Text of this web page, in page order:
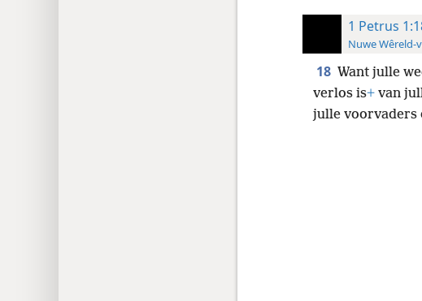
1 Petrus
Nuwe Wêreld-
18 Want julle
verlos is+van
julle voorvaders